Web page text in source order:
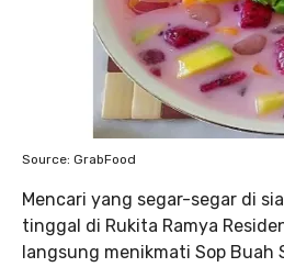
Source: GrabFood
Mencari yang segar-segar di
tinggal di Rukita Ramya
langsung menikmati Sop Buah